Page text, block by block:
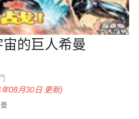
的巨人希曼
08月30日 更新)